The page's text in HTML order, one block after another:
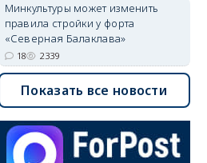
Минкультуры может изменить
правила стройки у форта
«Северная Балаклава»
18 2339
Показать все новости